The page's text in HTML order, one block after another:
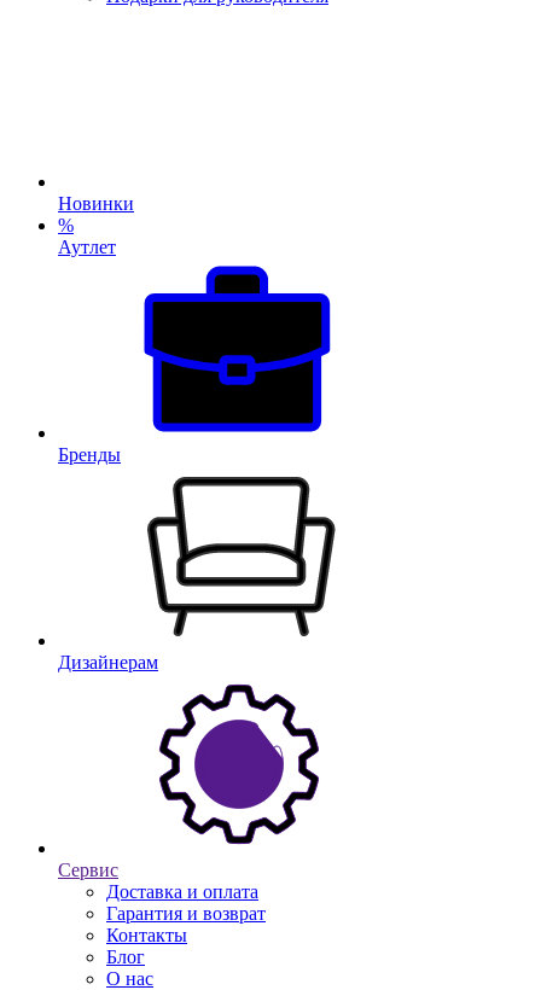
Новинки
%
Аутлет
Бренды
Дизайнерам
Сервис
Доставка и оплата
Гарантия и возврат
Контакты
Блог
О нас